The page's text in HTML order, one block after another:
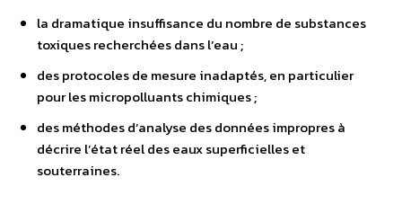
la dramatique insuffisance du nombre de substances
toxiques recherchées dans l’eau ;
des protocoles de mesure inadaptés, en particulier
pour les micropolluants chimiques ;
des méthodes d’analyse des données impropres à
décrire l’état réel des eaux superficielles et
souterraines.